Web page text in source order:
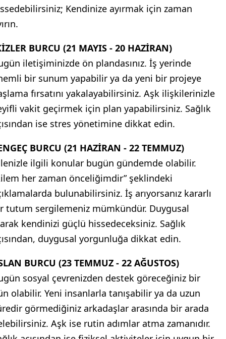
Kendinize ayırmak için zaman
BURCU (21 MAYIS - 20 HAZİRAN)
iletişiminizde ön plandasınız. İş yerinde
bir sunum yapabilir ya da yeni bir projeye
fırsatını yakalayabilirsiniz. Aşk ilişkilerinizle
vakit geçirmek için plan yapabilirsiniz. Sağlık
ise stres yönetimine dikkat edin.
BURCU (21 HAZİRAN - 22 TEMMUZ)
ilgili konular bugün gündemde olabilir.
her zaman önceliğimdir” şeklindeki
bulunabilirsiniz. İş arıyorsanız kararlı
tutum sergilemeniz mümkündür. Duygusal
kendinizi güçlü hissedeceksiniz. Sağlık
duygusal yorgunluğa dikkat edin.
BURCU (23 TEMMUZ - 22 AĞUSTOS)
sosyal çevrenizden destek göreceğiniz bir
olabilir. Yeni insanlarla tanışabilir ya da uzun
görmediğiniz arkadaşlar arasında bir arada
Aşk ise rutin adımlar atma zamanıdır.